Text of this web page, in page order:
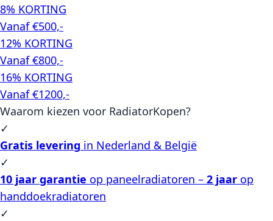
8% KORTING
Vanaf €500,-
12% KORTING
Vanaf €800,-
16% KORTING
Vanaf €1200,-
Waarom kiezen voor RadiatorKopen?
✓
Gratis levering in Nederland & België
✓
10 jaar garantie op paneelradiatoren – 2 jaar op
handdoekradiatoren
✓